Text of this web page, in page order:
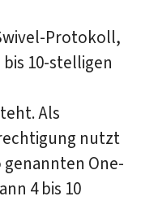
Protokoll,
10-stelligen
Als
nutzt
One-
4 bis 10